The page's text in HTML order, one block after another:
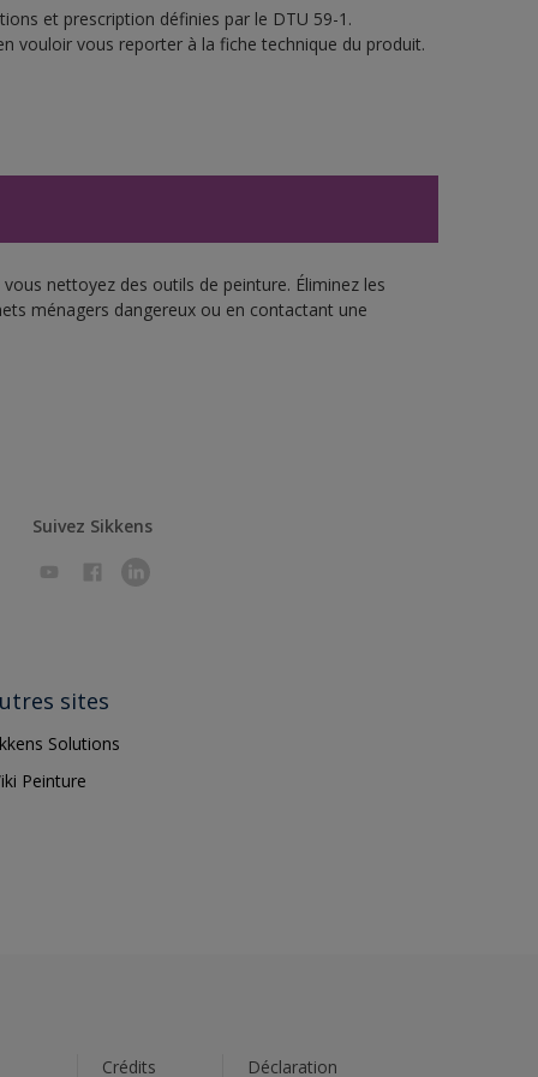
et prescription définies par le DTU 59-1.
vouloir vous reporter à la fiche technique du produit.
nettoyez des outils de peinture. Éliminez les
ménagers dangereux ou en contactant une
Suivez Sikkens
sites
Solutions
Peinture
Crédits Déclaration